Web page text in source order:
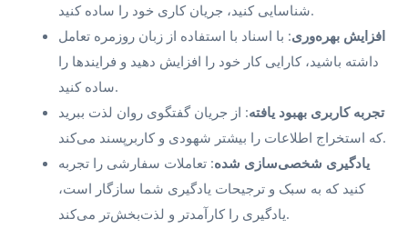
شناسایی کنید، جریان کاری خود را ساده کنید.
افزایش بهره‌وری: با اسناد با استفاده از زبان روزمره تعامل
داشته باشید، کارایی کار خود را افزایش دهید و فرایندها را
ساده کنید.
تجربه کاربری بهبود یافته: از جریان گفتگوی روان لذت ببرید
که استخراج اطلاعات را بیشتر شهودی و کاربرپسند می‌کند.
یادگیری شخصی‌سازی شده: تعاملات سفارشی را تجربه
کنید که به سبک و ترجیحات یادگیری شما سازگار است،
یادگیری را کارآمدتر و لذت‌بخش‌تر می‌کند.